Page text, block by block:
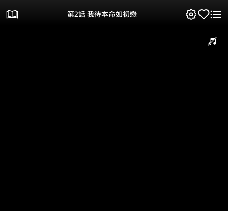
第2話 我待本命如初戀